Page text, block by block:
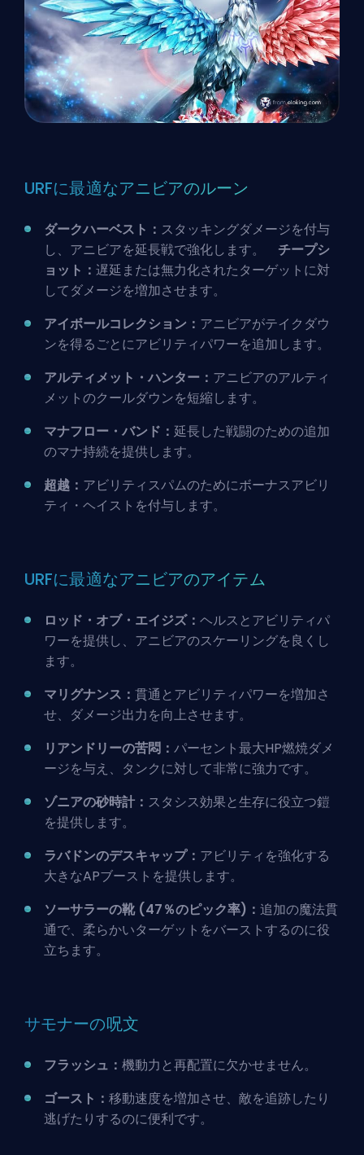
URFに最適なアニビアのルーン
ダークハーベスト： スタッキングダメージを付与
し、アニビアを延長戦で強化します。 チープシ
ョット： 遅延または無力化されたターゲットに対
してダメージを増加させます。
アイボールコレクション： アニビアがテイクダウ
ンを得るごとにアビリティパワーを追加します。
アルティメット・ハンター： アニビアのアルティ
メットのクールダウンを短縮します。
マナフロー・バンド： 延長した戦闘のための追加
のマナ持続を提供します。
超越： アビリティスパムのためにボーナスアビリ
ティ・ヘイストを付与します。
URFに最適なアニビアのアイテム
ロッド・オブ・エイジズ： ヘルスとアビリティパ
ワーを提供し、アニビアのスケーリングを良くし
ます。
マリグナンス： 貫通とアビリティパワーを増加さ
せ、ダメージ出力を向上させます。
リアンドリーの苦悶： パーセント最大HP燃焼ダメ
ージを与え、タンクに対して非常に強力です。
ゾニアの砂時計： スタシス効果と生存に役立つ鎧
を提供します。
ラバドンのデスキャップ： アビリティを強化する
大きなAPブーストを提供します。
ソーサラーの靴 (47％のピック率)： 追加の魔法貫
通で、柔らかいターゲットをバーストするのに役
立ちます。
サモナーの呪文
フラッシュ： 機動力と再配置に欠かせません。
ゴースト： 移動速度を増加させ、敵を追跡したり
逃げたりするのに便利です。